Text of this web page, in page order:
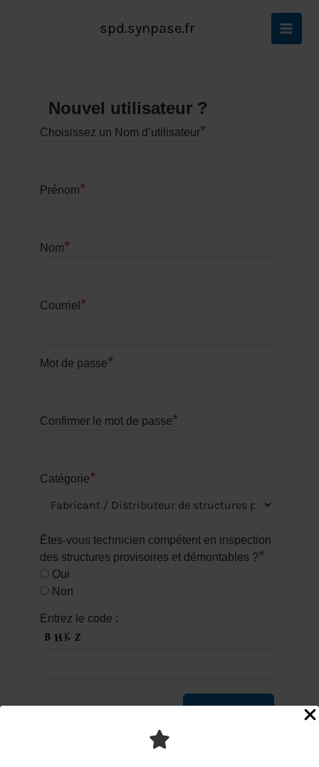
spd.synpase.fr
Créez Votre Compte Membre
Nouvel utilisateur ?
Choisissez un Nom d’utilisateur*
Prénom*
Nom*
Courriel *
Mot de passe*
Confirmer le mot de passe*
Catégorie*
Êtes-vous technicien compétent en inspection
des structures provisoires et démontables ?*
Oui
Non
Entrez le code :